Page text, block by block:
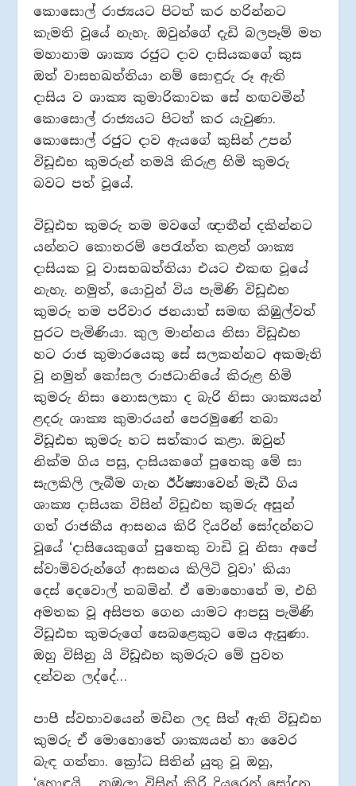
කොසොල් රාජ්‍යයට පිටත් කර හරින්නට
කැමති වූයේ නැහැ. ඔවුන්ගේ දැඩි බලපෑම් මත
මහානාම ශාක්‍ය රජුට දාව දාසියකගේ කුස
ඔත් වාසභඛත්තියා නම් සොඳුරු රූ ඇති
දාසිය ව ශාක්‍ය කුමාරිකාවක සේ හඟවමින්
කොසොල් රාජ්‍යයට පිටත් කර යැවුණා.
කොසොල් රජුට දාව ඇයගේ කුසින් උපන්
විඩූඪභ කුමරුන් තමයි කිරුළ හිමි කුමරු
බවට පත් වූයේ.
විඩූඪභ කුමරු තම මවගේ ඥාතීන් දකින්නට
යන්නට කොතරම් පෙරැත්ත කළත් ශාක්‍ය
දාසියක වූ වාසභඛත්තියා එයට එකඟ වූයේ
නැහැ. නමුත්, යොවුන් විය පැමිණි විඩූඪභ
කුමරු තම පරිවාර ජනයාත් සමඟ කිඹුල්වත්
පුරට පැමිණියා. කුල මාන්නය නිසා විඩූඪභ
හට රාජ කුමාරයෙකු සේ සලකන්නට අකමැති
වූ නමුත් කෝසල රාජධානියේ කිරුළ හිමි
කුමරු නිසා නොසලකා ද බැරි නිසා ශාක්‍යයන්
ළදරු ශාක්‍ය කුමාරයන් පෙරමුණේ තබා
විඩූඪභ කුමරු හට සත්කාර කළා. ඔවුන්
නික්ම ගිය පසු, දාසියකගේ පුතෙකු මේ සා
සැලකිලි ලැබීම ගැන ඊර්ෂ්‍යාවෙන් මැඩී ගිය
ශාක්‍ය දාසියක විසින් විඩූඪභ කුමරු අසුන්
ගත් රාජකීය ආසනය කිරි දියරින් සෝදන්නට
වූයේ ‘දාසියෙකුගේ පුතෙකු වාඩි වූ නිසා අපේ
ස්වාමිවරුන්ගේ ආසනය කිලිටි වූවා’ කියා
දෙස් දෙවොල් තබමින්. ඒ මොහොතේ ම, එහි
අමතක වූ අසිපත ගෙන යාමට ආපසු පැමිණි
විඩූඪභ කුමරුගේ සෙබළෙකුට මෙය ඇසුණා.
ඔහු විසිනු යි විඩූඪභ කුමරුට මේ පුවත
දන්වන ලද්දේ…
පාපී ස්වභාවයෙන් මඩින ලද සිත් ඇති විඩූඪභ
කුමරු ඒ මොහොතේ ශාක්‍යයන් හා වෛර
බැඳ ගත්තා. ක්‍රෝධ සිතින් යුතු වූ ඔහු,